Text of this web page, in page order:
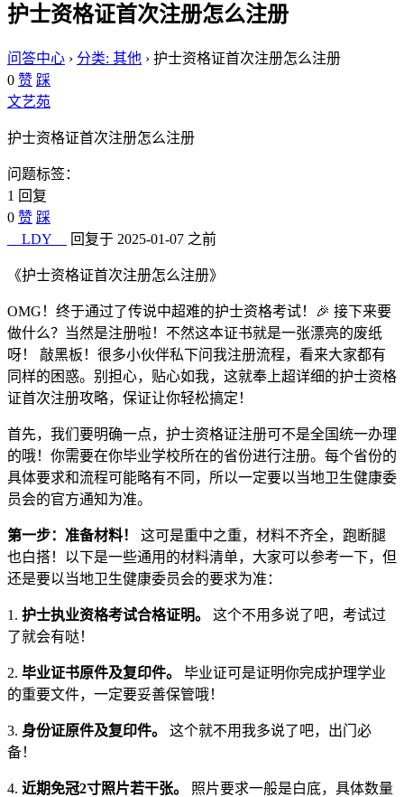
护士资格证首次注册怎么注册
问答中心 › 分类: 其他 › 护士资格证首次注册怎么注册
0 赞 踩
文艺苑
护士资格证首次注册怎么注册
问题标签：
1 回复
0 赞 踩
__LDY__
回复于 2025-01-07 之前
《护士资格证首次注册怎么注册》
OMG！终于通过了传说中超难的护士资格考试！🎉 接下来要
做什么？当然是注册啦！不然这本证书就是一张漂亮的废纸
呀！ 敲黑板！很多小伙伴私下问我注册流程，看来大家都有
同样的困惑。别担心，贴心如我，这就奉上超详细的护士资格
证首次注册攻略，保证让你轻松搞定！
首先，我们要明确一点，护士资格证注册可不是全国统一办理
的哦！你需要在你毕业学校所在的省份进行注册。每个省份的
具体要求和流程可能略有不同，所以一定要以当地卫生健康委
员会的官方通知为准。
第一步：准备材料！
这可是重中之重，材料不齐全，跑断腿
也白搭！以下是一些通用的材料清单，大家可以参考一下，但
还是要以当地卫生健康委员会的要求为准：
1. 护士执业资格考试合格证明。
这个不用多说了吧，考试过
了就会有哒！
2. 毕业证书原件及复印件。
毕业证可是证明你完成护理学业
的重要文件，一定要妥善保管哦！
3. 身份证原件及复印件。
这个就不用我多说了吧，出门必
备！
4. 近期免冠2寸照片若干张。
照片要求一般是白底，具体数量